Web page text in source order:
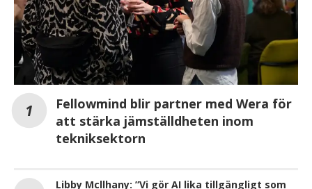
Fellowmind blir partner med Wera för
att stärka jämställdheten inom
tekniksektorn
Libby Mcllhany: ”Vi gör AI lika tillgängligt som